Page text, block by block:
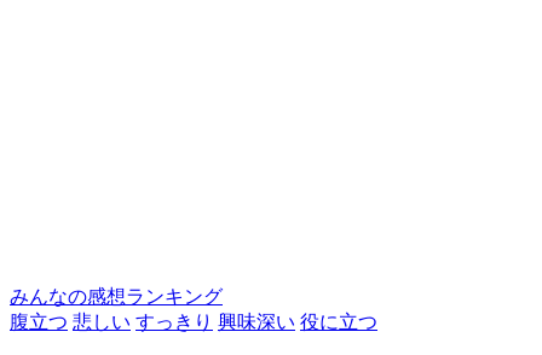
みんなの感想ランキング
腹立つ 悲しい すっきり 興味深い 役に立つ